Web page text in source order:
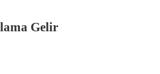
Gelir